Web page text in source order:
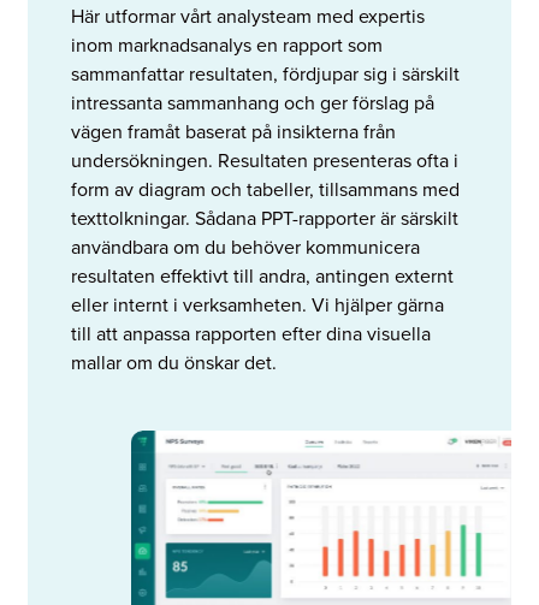
Här utformar vårt analysteam med expertis
inom marknadsanalys en rapport som
sammanfattar resultaten, fördjupar sig i särskilt
intressanta sammanhang och ger förslag på
vägen framåt baserat på insikterna från
undersökningen. Resultaten presenteras ofta i
form av diagram och tabeller, tillsammans med
texttolkningar. Sådana PPT-rapporter är särskilt
användbara om du behöver kommunicera
resultaten effektivt till andra, antingen externt
eller internt i verksamheten. Vi hjälper gärna
till att anpassa rapporten efter dina visuella
mallar om du önskar det.